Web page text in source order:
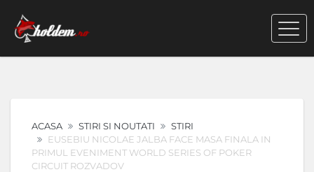
ACASA STIRI SI NOUTATI
STIRI
EUSEBIU NICOLAE JALBA FACE MASA FINALA IN
PRIMUL EVENIMENT WORLD SERIES OF POKER
CIRCUIT ROZVADOV